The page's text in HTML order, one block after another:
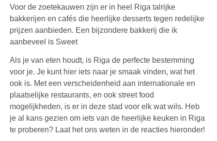
Voor de zoetekauwen zijn er in heel Riga talrijke
bakkerijen en cafés die heerlijke desserts tegen redelijke
prijzen aanbieden. Een bijzondere bakkerij die ik
aanbeveel is Sweet
Als je van eten houdt, is Riga de perfecte bestemming
voor je. Je kunt hier iets naar je smaak vinden, wat het
ook is. Met een verscheidenheid aan internationale en
plaatselijke restaurants, en ook street food
mogelijkheden, is er in deze stad voor elk wat wils. Heb
je al kans gezien om iets van de heerlijke keuken in Riga
te proberen? Laat het ons weten in de reacties hieronder!